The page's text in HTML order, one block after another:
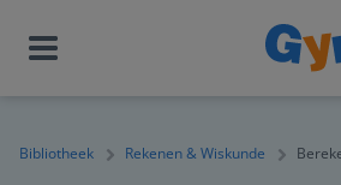
Bibliotheek Rekenen & Wiskunde